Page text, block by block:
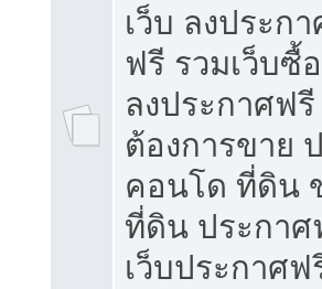
เว็บ ลงประก
ฟรี รวมเว็บซื้
ลงประกาศฟ
ต้องการขาย
คอนโด ที่ดิน
ที่ดิน ประกา
เว็บประกาศ